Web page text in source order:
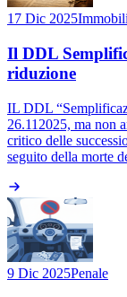
17 Dic 2025Immobili
Il DDL
riduzione
IL DDL
26.112025, ma non
critico delle
seguito della morte
9 Dic 2025Penale